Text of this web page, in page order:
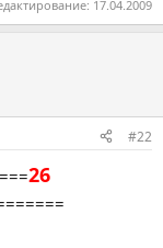
17.04.2009
#22
26